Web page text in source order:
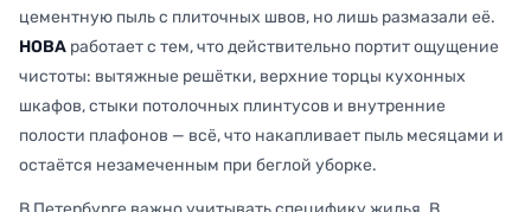
цементную пыль с плиточных швов, но лишь размазали её.
НОВА работает с тем, что действительно портит ощущение
чистоты: вытяжные решётки, верхние торцы кухонных
шкафов, стыки потолочных плинтусов и внутренние
полости плафонов — всё, что накапливает пыль месяцами и
остаётся незамеченным при беглой уборке.